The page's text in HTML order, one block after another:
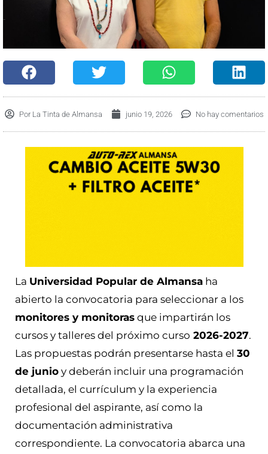
PorLa Tinta de Almansa junio 19, 2026 No hay comentarios
La Universidad Popular de Almansa ha
abierto la convocatoria para seleccionar a los
monitores y monitoras que impartirán los
cursos y talleres del próximo curso 2026-2027.
Las propuestas podrán presentarse hasta el 30
de junio y deberán incluir una programación
detallada, el currículum y la experiencia
profesional del aspirante, así como la
documentación administrativa
correspondiente. La convocatoria abarca una